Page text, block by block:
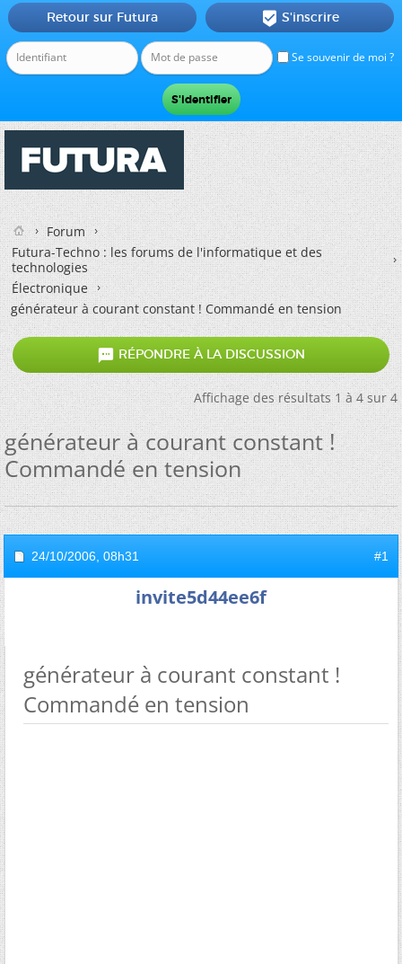
Se souvenir de moi ?
Retour sur Futura  S'inscrire
Forum
Futura-Techno : les forums de l'informatique et des
technologies
Électronique
générateur à courant constant ! Commandé en tension
 RÉPONDRE À LA DISCUSSION
Affichage des résultats 1 à 4 sur 4
générateur à courant constant !
Commandé en tension
24/10/2006, 08h31 #1
invite5d44ee6f
générateur à courant constant !
Commandé en tension